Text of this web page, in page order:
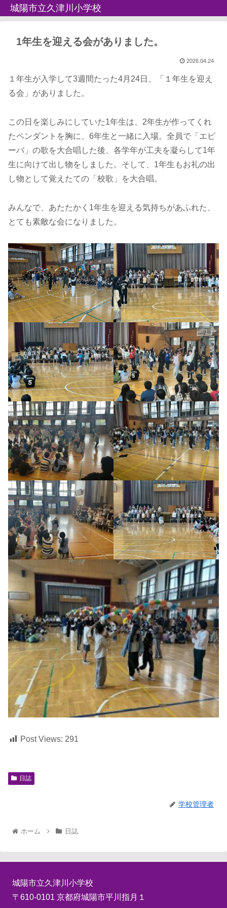
城陽市立久津川小学校
1年生を迎える会がありました。
2026.04.24
１年生が入学して3週間たった4月24日、「１年生を迎え
る会」がありました。
この日を楽しみにしていた1年生は、2年生が作ってくれ
たペンダントを胸に、6年生と一緒に入場。全員で「エビ
ーバ」の歌を大合唱した後、各学年が工夫を凝らして1年
生に向けて出し物をしました。そして、1年生もお礼の出
し物として覚えたての「校歌」を大合唱。
みんなで、あたたかく1年生を迎える気持ちがあふれた、
とても素敵な会になりました。
Post Views: 291
日誌
学校管理者
ホーム 日誌
城陽市立久津川小学校
〒610-0101 京都府城陽市平川指月１